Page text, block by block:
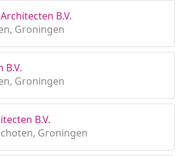
B.V.
Groningen
Groningen
B.V.
Groningen